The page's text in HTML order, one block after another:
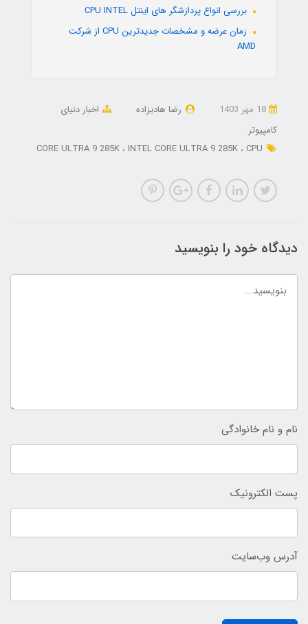
بررسی انواع پردازشگر های اینتل CPU INTEL
زمان عرضه و مشخصات جدیدترین CPU از شرکت
AMD
رضا هادیزاده
اخبار دنیای
کامپیوتر
CORE ULTRA 9 285K
INTEL CORE ULTRA 9 285K CPU
دیدگاه خود را بنویسید
نام و نام خانوادگی
پست الکترونیک
آدرس وب‌سایت